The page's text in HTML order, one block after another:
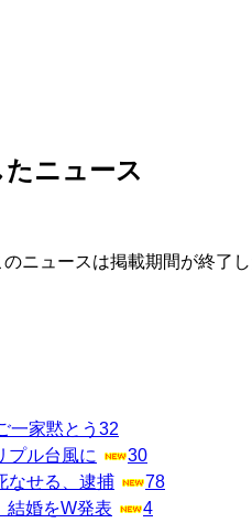
ニュース
ニュースは掲載期間が終了
一家黙とう 32
プル台風に
30
なせる、逮捕
78
結婚をW発表
4